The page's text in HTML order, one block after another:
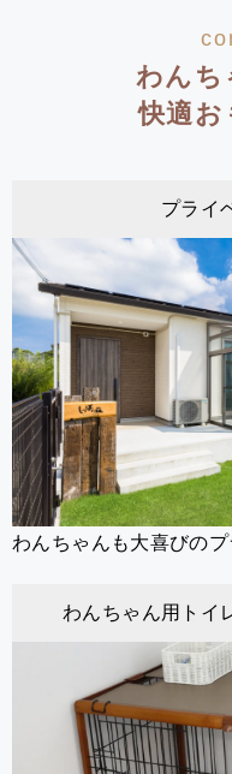
わんち
快適
プライ
わんちゃんも大喜びの
わんちゃん用トイ